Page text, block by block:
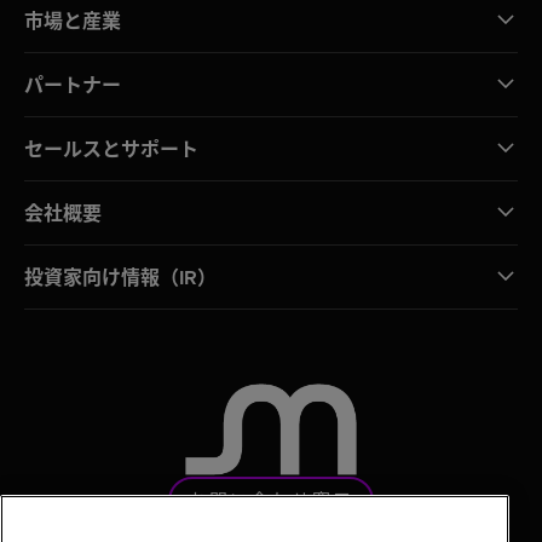
市場と産業
パートナー
セールスとサポート
会社概要
投資家向け情報（IR）
お問い合わせ窓口